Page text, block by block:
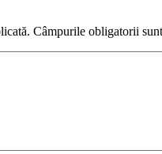
Câmpurile obligatorii